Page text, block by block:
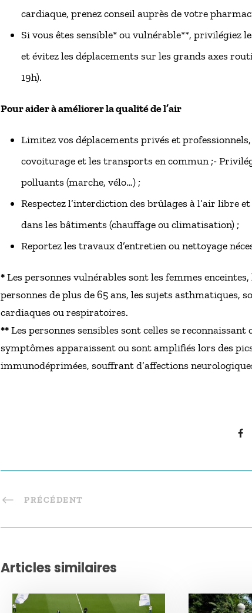
cardiaque, prenez conseil auprès de votre
Si vous êtes sensible* ou vulnérable**, privilégiez
et évitez les déplacements sur les grands axes
19h).
Pour aider à améliorer la qualité de l’air
Limitez vos déplacements privés et
covoiturage et les transports en commun ;-
polluants (marche, vélo…) ;
Respectez l’interdiction des brûlages à l’air libre
dans les bâtiments (chauffage ou climatisation) ;
Reportez les travaux d’entretien ou nettoyage
*Les personnes vulnérables sont les femmes
personnes de plus de 65 ans, les sujets
cardiaques ou respiratoires.
**Les personnes sensibles sont celles se
symptômes apparaissent ou sont amplifiés lors des
immunodéprimées, souffrant d’affections
PRÉCÉDENT
Articles similaires